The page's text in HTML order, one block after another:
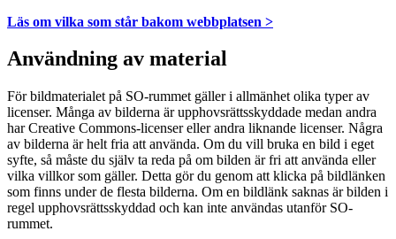
Läs om vilka som står bakom webbplatsen >
Användning av material
För bildmaterialet på SO-rummet gäller i allmänhet olika typer av
licenser. Många av bilderna är upphovsrättsskyddade medan andra
har Creative Commons-licenser eller andra liknande licenser. Några
av bilderna är helt fria att använda. Om du vill bruka en bild i eget
syfte, så måste du själv ta reda på om bilden är fri att använda eller
vilka villkor som gäller. Detta gör du genom att klicka på bildlänken
som finns under de flesta bilderna. Om en bildlänk saknas är bilden i
regel upphovsrättsskyddad och kan inte användas utanför SO-
rummet.